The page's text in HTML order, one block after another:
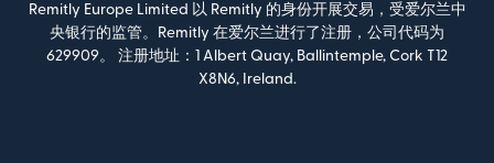
Remitly Europe Limited 以 Remitly 的身份开展交易，受爱尔兰中
央银行的监管。Remitly 在爱尔兰进行了注册，公司代码为
629909。 注册地址：1 Albert Quay, Ballintemple, Cork T12
X8N6, Ireland.